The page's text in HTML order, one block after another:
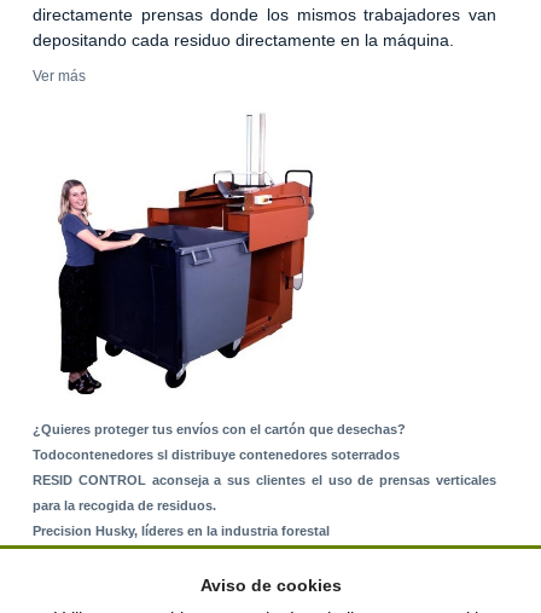
directamente prensas donde los mismos trabajadores van
depositando cada residuo directamente en la máquina.
Ver más
¿Quieres proteger tus envíos con el cartón que desechas?
Todocontenedores sl distribuye contenedores soterrados
RESID CONTROL aconseja a sus clientes el uso de prensas verticales
para la recogida de residuos.
Precision Husky, líderes en la industria forestal
Aviso de cookies